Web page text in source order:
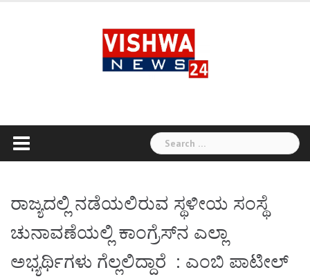
Search
for:
ರಾಜ್ಯದಲ್ಲಿ ನಡೆಯಲಿರುವ ಸ್ಥಳೀಯ ಸಂಸ್ಥೆ
ಚುನಾವಣೆಯಲ್ಲಿ ಕಾಂಗ್ರೆಸ್‌ನ ಎಲ್ಲಾ
ಅಭ್ಯರ್ಥಿಗಳು ಗೆಲ್ಲಲಿದ್ದಾರೆ : ಎಂಬಿ ಪಾಟೀಲ್‌